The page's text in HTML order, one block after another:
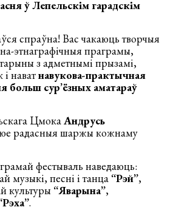
ў Лепельскім гарадскім
спраўна! Вас чакаюць творчыя
этнаграфічныя праграмы,
з адметнымі прызамі,
і наватнавукова-практычная
больш сур’ёзных аматараў
ЦмокаАндрусь
радасныя шаржы кожнаму
фестываль наведаюць:
музыкі, песні і танца “Рэй”,
культуры “Яварына”,
.